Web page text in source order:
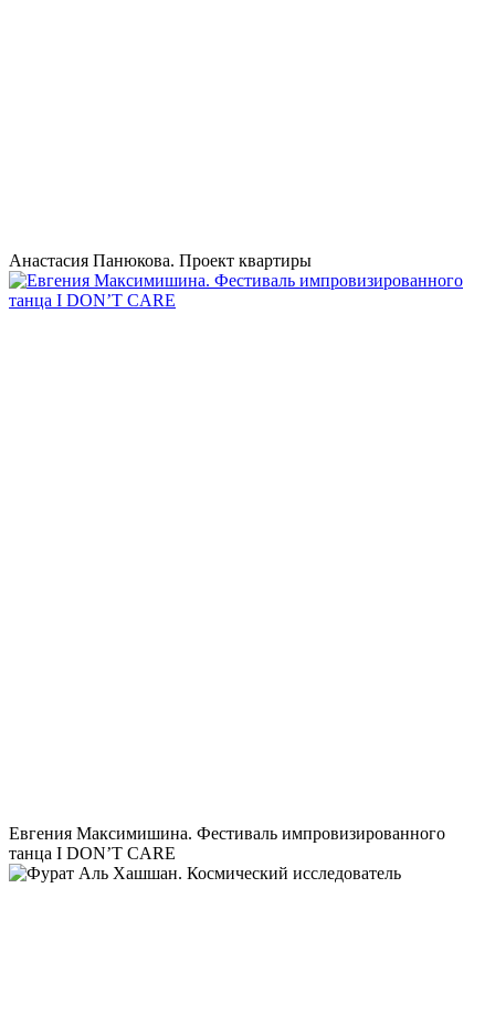
Анастасия Панюкова. Проект квартиры
Евгения Максимишина. Фестиваль импровизированного
танца I DON’T CARE